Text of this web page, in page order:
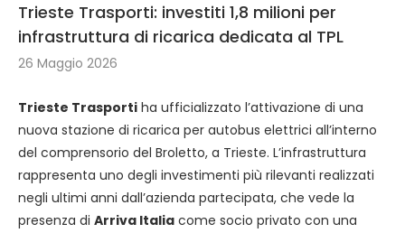
Trieste Trasporti: investiti 1,8 milioni per
infrastruttura di ricarica dedicata al TPL
26 Maggio 2026
Trieste Trasporti ha ufficializzato l’attivazione di una
nuova stazione di ricarica per autobus elettrici all’interno
del comprensorio del Broletto, a Trieste. L’infrastruttura
rappresenta uno degli investimenti più rilevanti realizzati
negli ultimi anni dall’azienda partecipata, che vede la
presenza di Arriva Italia come socio privato con una